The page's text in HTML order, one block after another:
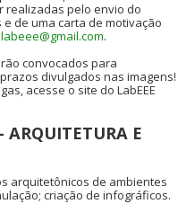
realizadas pelo envio do
de uma carta de motivação
.
convocados para
divulgados nas imagens!
acesse o site do LabEEE
ARQUITETURA E
arquitetônicos de ambientes
criação de infográficos.